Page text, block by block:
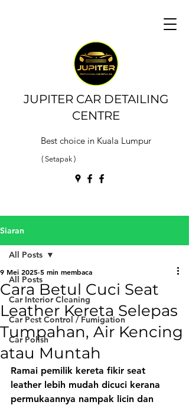
JUPITER CAR DETAILING
CENTRE
Best choice in Kuala Lumpur
( Setapak )
Siaran
All Posts
Car Interior Cleaning
Car Pest Control / Fumigation
Car Polish
All Posts
Cara Betul Cuci Seat
Leather Kereta Selepas
Tumpahan, Air Kencing
atau Muntah
9 Mei 2025 5 min membaca
Ramai pemilik kereta fikir seat
leather lebih mudah dicuci kerana
permukaannya nampak licin dan